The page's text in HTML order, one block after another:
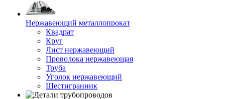
Нержавеющий металлопрокат
Квадрат
Круг
Лист нержавеющий
Проволока нержавеющая
Труба
Уголок нержавеющий
Шестигранник